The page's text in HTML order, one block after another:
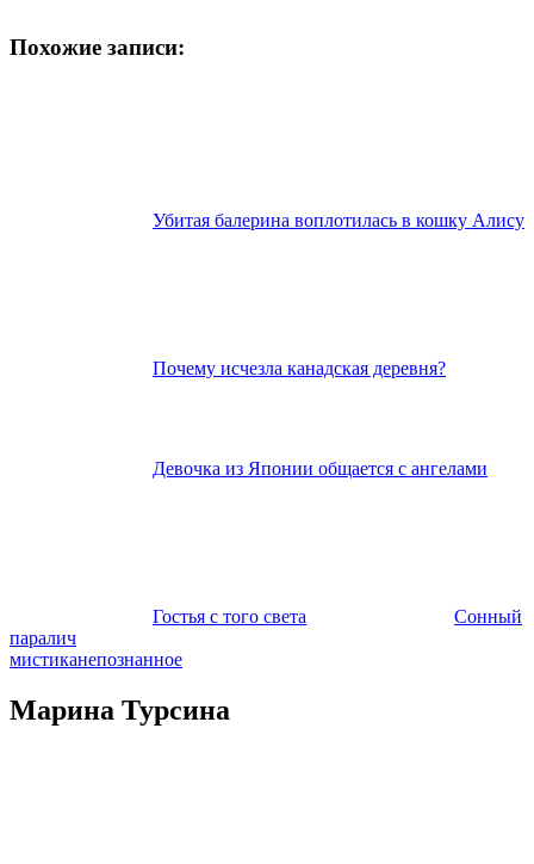
Похожие записи:
Убитая балерина воплотилась в кошку Алису
Почему исчезла канадская деревня?
Девочка из Японии общается с ангелами
Гостья с того света
Сонный
паралич
мистиканепознанное
Марина Турсина